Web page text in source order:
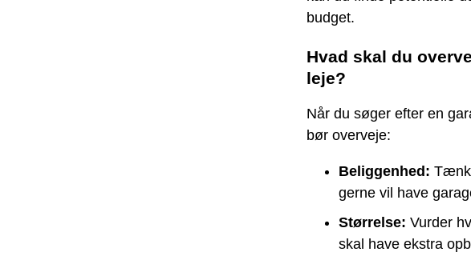
budget.
Hvad skal du
leje?
Når du søger efter en
bør overveje:
Beliggenhed: Tænk
gerne vil have
Størrelse: Vurder
skal have ekstra